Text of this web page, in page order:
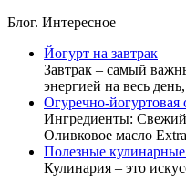
Блог. Интересное
Йогурт на завтрак
Завтрак – самый
энергией на весь
Огуречно-йогуртовая
Ингредиенты:
Оливковое масло
Полезные
Кулинария – это